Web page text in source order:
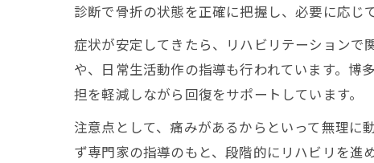
診断で骨折の状態を正確に把握し、必要に応じ
症状が安定してきたら、リハビリテーション
や、日常生活動作の指導も行われています。博
担を軽減しながら回復をサポートしています。
注意点として、痛みがあるからといって無理に
ず専門家の指導のもと、段階的にリハビリを進